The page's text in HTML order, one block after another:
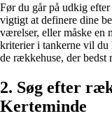
Før du går på udkig
vigtigt at definere dine
værelser, eller måske en
kriterier i tankerne vil du
de rækkehuse, der bedst
2. Søg efter
Kerteminde